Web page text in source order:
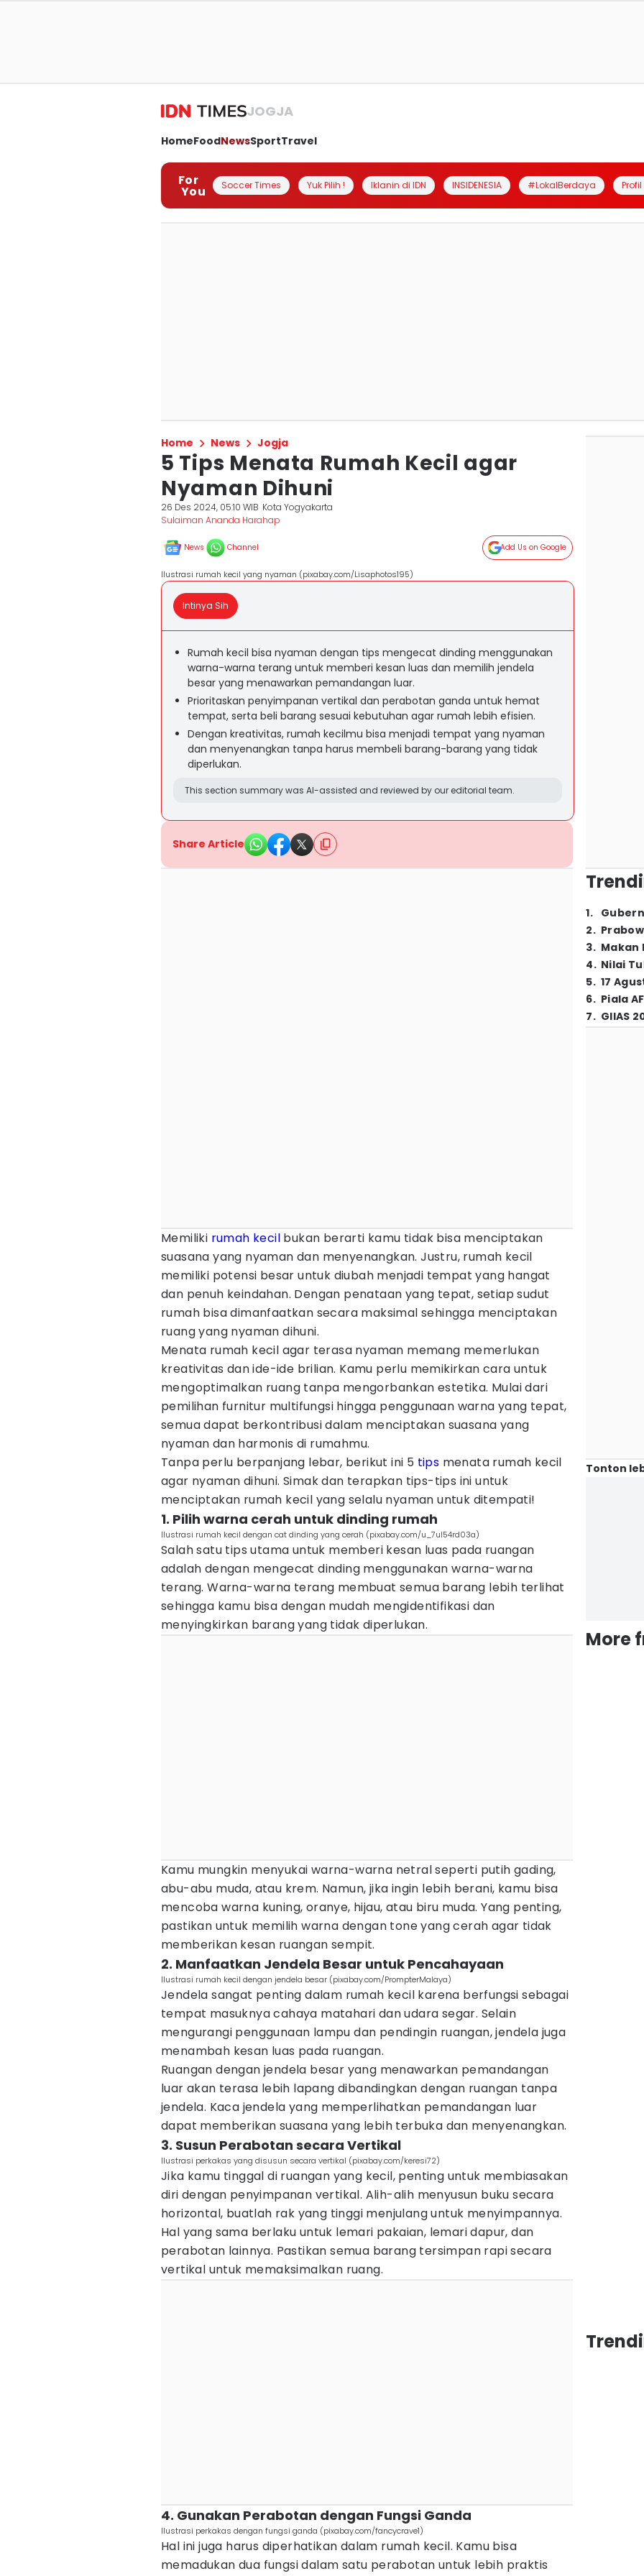
JOGJA
HomeFoodNewsSportTravel
For
You Soccer Times Yuk Pilih ! Iklanin di IDN INSIDENESIA #LokalBerdaya
Home News Jogja
5 Tips Menata Rumah Kecil agar
Nyaman Dihuni
26 Des 2024, 05:10 WIB Kota Yogyakarta
Sulaiman Ananda Harahap
News Channel Add Us on Google
Ilustrasi rumah kecil yang nyaman (pixabay.com/Lisaphotos195)
Intinya Sih
Rumah kecil bisa nyaman dengan tips mengecat dinding menggunakan
warna-warna terang untuk memberi kesan luas dan memilih jendela
besar yang menawarkan pemandangan luar.
Prioritaskan penyimpanan vertikal dan perabotan ganda untuk hemat
tempat, serta beli barang sesuai kebutuhan agar rumah lebih efisien.
Dengan kreativitas, rumah kecilmu bisa menjadi tempat yang nyaman
dan menyenangkan tanpa harus membeli barang-barang yang tidak
diperlukan.
This section summary was AI-assisted and reviewed by our editorial team.
Share Article
Memiliki rumah kecil bukan berarti kamu tidak bisa menciptakan
suasana yang nyaman dan menyenangkan. Justru, rumah kecil
memiliki potensi besar untuk diubah menjadi tempat yang hangat
dan penuh keindahan. Dengan penataan yang tepat, setiap sudut
rumah bisa dimanfaatkan secara maksimal sehingga menciptakan
ruang yang nyaman dihuni.
Menata rumah kecil agar terasa nyaman memang memerlukan
kreativitas dan ide-ide brilian. Kamu perlu memikirkan cara untuk
mengoptimalkan ruang tanpa mengorbankan estetika. Mulai dari
pemilihan furnitur multifungsi hingga penggunaan warna yang tepat,
semua dapat berkontribusi dalam menciptakan suasana yang
nyaman dan harmonis di rumahmu.
Tanpa perlu berpanjang lebar, berikut ini 5 tips menata rumah kecil
agar nyaman dihuni. Simak dan terapkan tips-tips ini untuk
menciptakan rumah kecil yang selalu nyaman untuk ditempati!
1. Pilih warna cerah untuk dinding rumah
Ilustrasi rumah kecil dengan cat dinding yang cerah (pixabay.com/u_7ul54rd03a)
Salah satu tips utama untuk memberi kesan luas pada ruangan
adalah dengan mengecat dinding menggunakan warna-warna
terang. Warna-warna terang membuat semua barang lebih terlihat
sehingga kamu bisa dengan mudah mengidentifikasi dan
menyingkirkan barang yang tidak diperlukan.
Kamu mungkin menyukai warna-warna netral seperti putih gading,
abu-abu muda, atau krem. Namun, jika ingin lebih berani, kamu bisa
mencoba warna kuning, oranye, hijau, atau biru muda. Yang penting,
pastikan untuk memilih warna dengan tone yang cerah agar tidak
memberikan kesan ruangan sempit.
2. Manfaatkan Jendela Besar untuk Pencahayaan
Ilustrasi rumah kecil dengan jendela besar (pixabay.com/PrompterMalaya)
Jendela sangat penting dalam rumah kecil karena berfungsi sebagai
tempat masuknya cahaya matahari dan udara segar. Selain
mengurangi penggunaan lampu dan pendingin ruangan, jendela juga
menambah kesan luas pada ruangan.
Ruangan dengan jendela besar yang menawarkan pemandangan
luar akan terasa lebih lapang dibandingkan dengan ruangan tanpa
jendela. Kaca jendela yang memperlihatkan pemandangan luar
dapat memberikan suasana yang lebih terbuka dan menyenangkan.
3. Susun Perabotan secara Vertikal
Ilustrasi perkakas yang disusun secara vertikal (pixabay.com/keresi72)
Jika kamu tinggal di ruangan yang kecil, penting untuk membiasakan
diri dengan penyimpanan vertikal. Alih-alih menyusun buku secara
horizontal, buatlah rak yang tinggi menjulang untuk menyimpannya.
Hal yang sama berlaku untuk lemari pakaian, lemari dapur, dan
perabotan lainnya. Pastikan semua barang tersimpan rapi secara
vertikal untuk memaksimalkan ruang.
4. Gunakan Perabotan dengan Fungsi Ganda
Ilustrasi perkakas dengan fungsi ganda (pixabay.com/fancycrave1)
Hal ini juga harus diperhatikan dalam rumah kecil. Kamu bisa
memadukan dua fungsi dalam satu perabotan untuk lebih praktis
1.
2.
3. Makan
4. Nilai
5. 17
6. Piala
7. GIIAS
Tonton
More